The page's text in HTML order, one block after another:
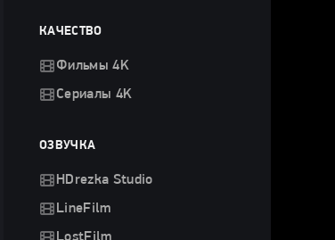
КАЧЕСТВО
Фильмы 4K
Сериалы 4K
ОЗВУЧКА
HDrezka Studio
LineFilm